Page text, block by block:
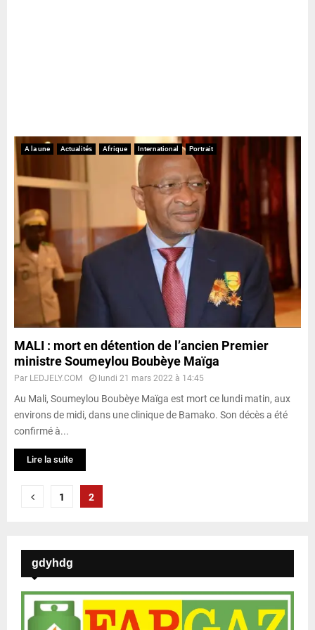
A la une Actualités Afrique International Portrait
MALI : mort en détention de l’ancien Premier
ministre Soumeylou Boubèye Maïga
Par LEDJELY.COM lundi 21 mars 2022 à 14:45
Au Mali, Soumeylou Boubèye Maïga est mort ce lundi matin, aux
environs de midi, dans une clinique de Bamako. Son décès a été
confirmé à...
Lire la suite
P
g
i
n
a
1 2
gdyhdg